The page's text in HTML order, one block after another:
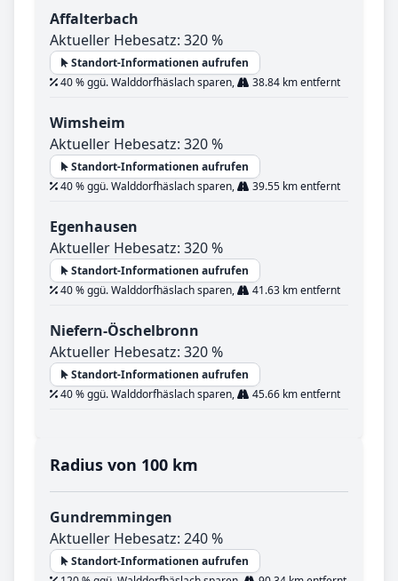
Affalterbach
Aktueller Hebesatz: 320 %
Standort-Informationen aufrufen
40 % ggü. Walddorfhäslach sparen,
38.84 km entfernt
Wimsheim
Aktueller Hebesatz: 320 %
Standort-Informationen aufrufen
40 % ggü. Walddorfhäslach sparen,
39.55 km entfernt
Egenhausen
Aktueller Hebesatz: 320 %
Standort-Informationen aufrufen
40 % ggü. Walddorfhäslach sparen,
41.63 km entfernt
Niefern-Öschelbronn
Aktueller Hebesatz: 320 %
Standort-Informationen aufrufen
40 % ggü. Walddorfhäslach sparen,
45.66 km entfernt
Radius von 100 km
Gundremmingen
Aktueller Hebesatz: 240 %
Standort-Informationen aufrufen